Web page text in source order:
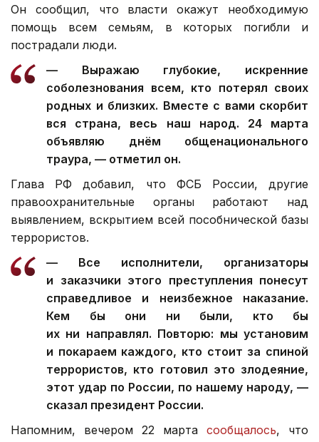
Он сообщил, что власти окажут необходимую
помощь всем семьям, в которых погибли и
пострадали люди.
— Выражаю глубокие, искренние
соболезнования всем, кто потерял своих
родных и близких. Вместе с вами скорбит
вся страна, весь наш народ. 24 марта
объявляю днём общенационального
траура, — отметил он.
Глава РФ добавил, что ФСБ России, другие
правоохранительные органы работают над
выявлением, вскрытием всей пособнической базы
террористов.
— Все исполнители, организаторы
и заказчики этого преступления понесут
справедливое и неизбежное наказание.
Кем бы они ни были, кто бы
их ни направлял. Повторю: мы установим
и покараем каждого, кто стоит за спиной
террористов, кто готовил это злодеяние,
этот удар по России, по нашему народу, —
сказал президент России.
Напомним, вечером 22 марта сообщалось, что